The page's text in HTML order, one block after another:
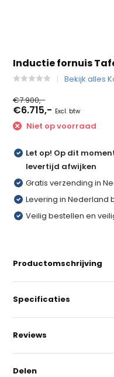
Inductie fornuis
Bekijk alles
€7.900,-
€6.715,- Excl. btw
Niet op voorraad
Let op! Op dit
levertijd afwijken
Gratis verzending in
Levering in Nederland
Veilig bestellen en
Productomschrijving
Specificaties
Reviews
Delen